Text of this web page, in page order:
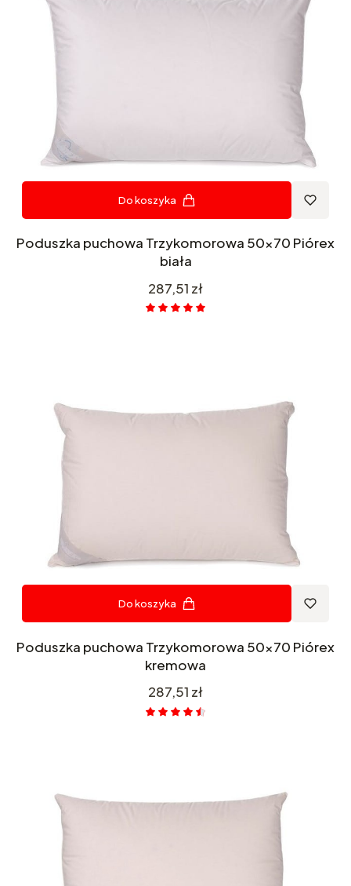
Do koszyka
Poduszka puchowa Trzykomorowa 50x70 Piórex
biała
Cena
287,51 zł
Do koszyka
Poduszka puchowa Trzykomorowa 50x70 Piórex
kremowa
Cena
287,51 zł